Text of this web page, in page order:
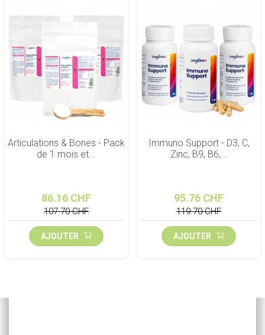
Articulations & Bones - Pack
de 1 mois et...
86.16 CHF
107.70 CHF
AJOUTER
Immuno Support - D3, C,
Zinc, B9, B6,...
95.76 CHF
119.70 CHF
AJOUTER